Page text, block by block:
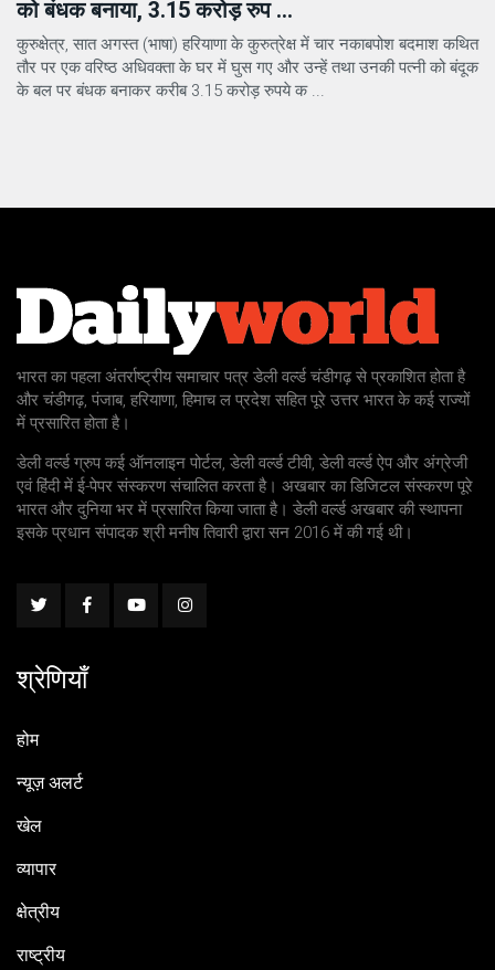
को बंधक बनाया, 3.15 करोड़ रुप ...
कुरुक्षेत्र, सात अगस्त (भाषा) हरियाणा के कुरुत्रेक्ष में चार नकाबपोश बदमाश कथित
तौर पर एक वरिष्ठ अधिवक्ता के घर में घुस गए और उन्हें तथा उनकी पत्नी को बंदूक
के बल पर बंधक बनाकर करीब 3.15 करोड़ रुपये क ...
भारत का पहला अंतर्राष्ट्रीय समाचार पत्र डेली वर्ल्ड चंडीगढ़ से प्रकाशित होता है
और चंडीगढ़, पंजाब, हरियाणा, हिमाच ल प्रदेश सहित पूरे उत्तर भारत के कई राज्यों
में प्रसारित होता है।
डेली वर्ल्ड ग्रुप कई ऑनलाइन पोर्टल, डेली वर्ल्ड टीवी, डेली वर्ल्ड ऐप और अंग्रेजी
एवं हिंदी में ई-पेपर संस्करण संचालित करता है। अखबार का डिजिटल संस्करण पूरे
भारत और दुनिया भर में प्रसारित किया जाता है। डेली वर्ल्ड अखबार की स्थापना
इसके प्रधान संपादक श्री मनीष तिवारी द्वारा सन 2016 में की गई थी।
श्रेणियाँ
होम
न्यूज़ अलर्ट
खेल
व्यापार
क्षेत्रीय
राष्ट्रीय